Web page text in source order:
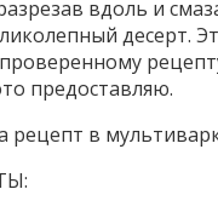
вдоль и
десерт.
предоставляю.